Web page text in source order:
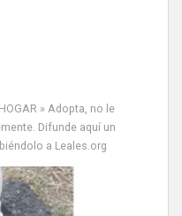
» Adopta, no le
Difunde aquí un
a Leales.org